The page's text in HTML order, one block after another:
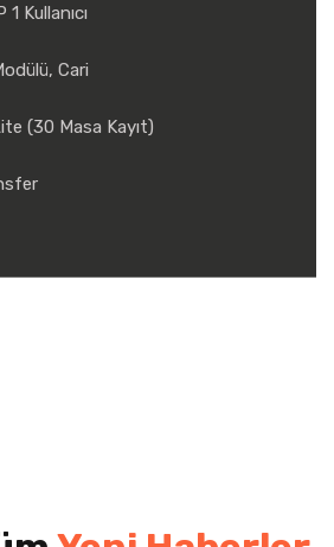
Kullanıcı
Cari
(30 Masa Kayıt)